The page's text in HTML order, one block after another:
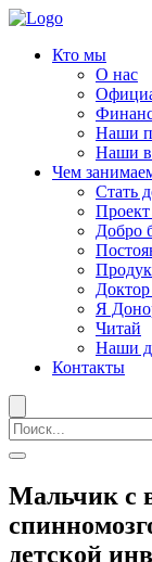
Кто мы
О нас
Наши
Наши
Чем
Стать
Добро
Я
Читай
Наши
Контакты
Мальчик с
детской